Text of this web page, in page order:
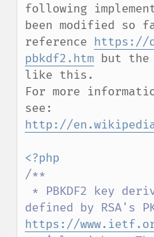
following
been modified so
reference https://
pbkdf2.htm but the
like this.
For more
http://
/**
https://